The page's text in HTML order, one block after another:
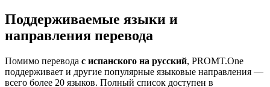
Поддерживаемые языки и
направления перевода
Помимо перевода с испанского на русский, PROMT.One
поддерживает и другие популярные языковые направления —
всего более 20 языков. Полный список доступен в